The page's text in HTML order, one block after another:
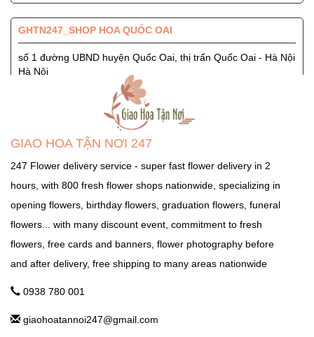
GIAO HOA TẬN NƠI 247
247 Flower delivery service - super fast flower delivery in 2
hours, with 800 fresh flower shops nationwide, specializing in
opening flowers, birthday flowers, graduation flowers, funeral
flowers... with many discount event, commitment to fresh
flowers, free cards and banners, flower photography before
and after delivery, free shipping to many areas nationwide
0938 780 001
giaohoatannoi247@gmail.com
GHTN247_SHOP HOA QUỐC OAI
số 1 đường UBND huyện Quốc Oai, thị trấn Quốc Oai - Hà Nội
Hà Nội
GHTN247_SHOP HOA SÓC SƠN
Quốc Lộ 3, Xã Phù Lỗ, Huyện Sóc Sơn, Thành Phố Hà Nội
Tỉnh Lộ 84, TT. Liên Quan, Thạch Thất, Hà Nội Hà Nội
GHTN247_SHOP HOA THANH OAI
Số 7 Dốc Mọc - Cao Dương - Thanh Oai - Hà Nội Hà Nội